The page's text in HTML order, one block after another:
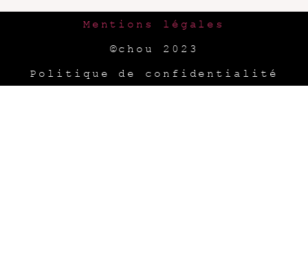
Mentions légales
©chou 2023
Politique de confidentialité